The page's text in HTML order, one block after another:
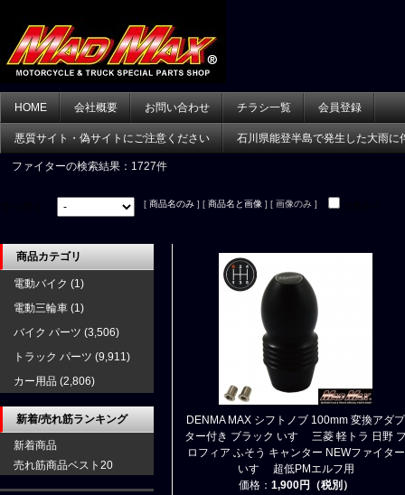
HOME 会社概要 お問い合わせ チラシ一覧 会員登録
悪質サイト・偽サイトにご注意ください 石川県能登半島で発生した大雨に
ファイターの検索結果：1727件
[ 商品名のみ ] [ 商品名と画像 ] [ 画像のみ ]
DENMA MAX シフトノブ 100mm 変換アダプ
ター付き ブラック いすゞ 三菱 軽トラ 日野
ロフィア ふそう キャンター NEWファイター
いすゞ 超低PMエルフ用
価格： 1,900円（税別）
商品カテゴリ
電動バイク (1)
電動三輪車 (1)
バイク パーツ (3,506)
トラック パーツ (9,911)
カー用品 (2,806)
新着/売れ筋ランキング
新着商品
売れ筋商品ベスト20